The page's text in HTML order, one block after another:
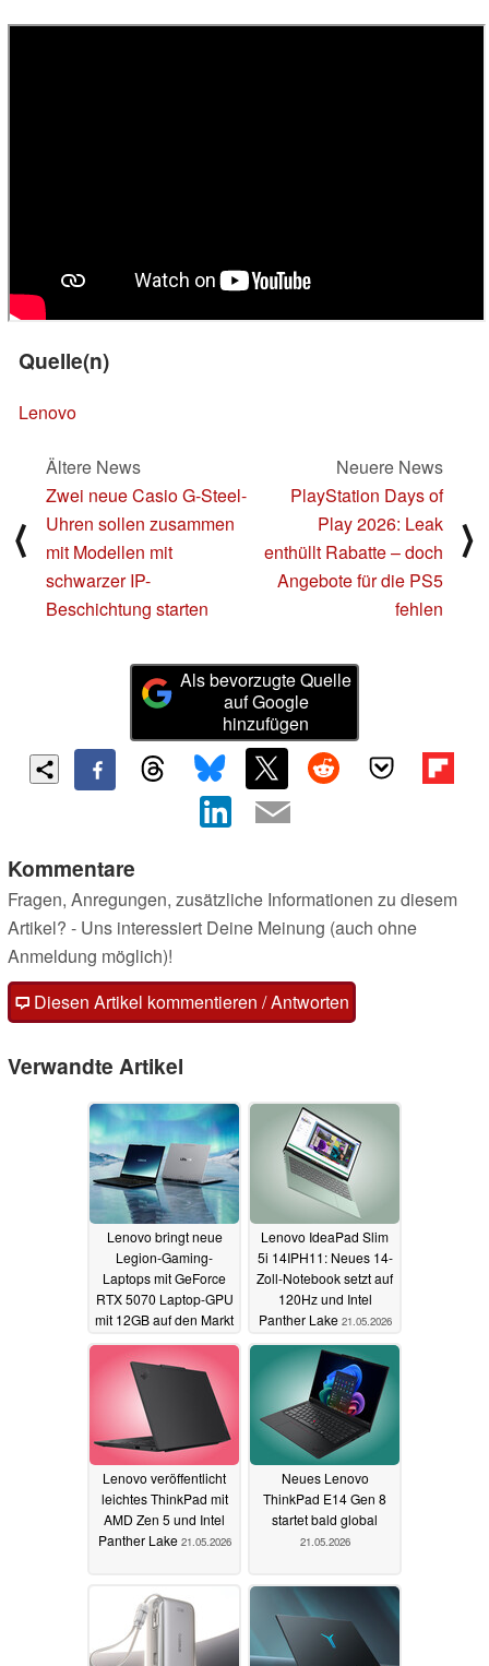
Quelle(n)
Lenovo
⟨
Ältere News
Zwei neue Casio G-Steel-
Uhren sollen zusammen
mit Modellen mit
schwarzer IP-
Beschichtung starten
Neuere News
PlayStation Days of
Play 2026: Leak
enthüllt Rabatte – doch
Angebote für die PS5
fehlen
⟩
Als bevorzugte Quelle
auf Google
hinzufügen
Kommentare
Fragen, Anregungen, zusätzliche Informationen zu diesem
Artikel? - Uns interessiert Deine Meinung (auch ohne
Anmeldung möglich)!
Diesen Artikel kommentieren / Antworten
Verwandte Artikel
Lenovo bringt neue
Legion-Gaming-
Laptops mit GeForce
RTX 5070 Laptop-GPU
mit 12GB auf den Markt
23.05.2026
Lenovo IdeaPad Slim
5i 14IPH11: Neues 14-
Zoll-Notebook setzt auf
120Hz und Intel
Panther Lake 21.05.2026
Lenovo veröffentlicht
leichtes ThinkPad mit
AMD Zen 5 und Intel
Panther Lake 21.05.2026
Neues Lenovo
ThinkPad E14 Gen 8
startet bald global
21.05.2026